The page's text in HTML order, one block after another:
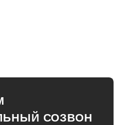
СОЗВОН